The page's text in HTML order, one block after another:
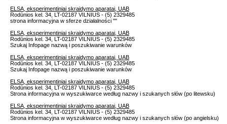
ELSA, eksperimentiniai skraidymo aparatai, UAB
Rodūnios kel. 34, LT-02187 VILNIUS - (5) 2329485
strona informacyjna w sferze działalności ""
ELSA, eksperimentiniai skraidymo aparatai, UAB
Rodūnios kel. 34, LT-02187 VILNIUS - (5) 2329485
Szukaj Infopage nazwą i poszukiwanie warunków
ELSA, eksperimentiniai skraidymo aparatai, UAB
Rodūnios kel. 34, LT-02187 VILNIUS - (5) 2329485
Szukaj Infopage nazwą i poszukiwanie warunków
ELSA, eksperimentiniai skraidymo aparatai, UAB
Rodūnios kel. 34, LT-02187 VILNIUS - (5) 2329485
Strona informacyjna w wyszukiwarce według nazwy i szukanych słów (po litewsku)
ELSA, eksperimentiniai skraidymo aparatai, UAB
Rodūnios kel. 34, LT-02187 VILNIUS - (5) 2329485
Strona informacyjna w wyszukiwarce według nazwy i szukanych słów (po angielsku)